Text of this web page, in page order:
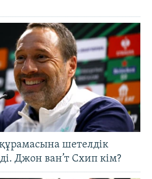
шетелдік
Джон ван’т Схип кім?